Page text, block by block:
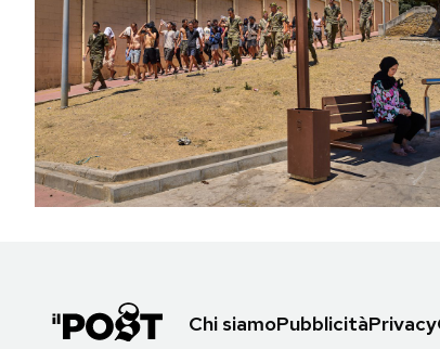
Chi siamoPubblicitàPrivacy